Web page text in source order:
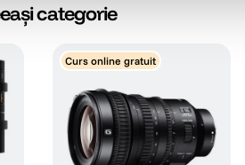
categorie
Curs online gratuit